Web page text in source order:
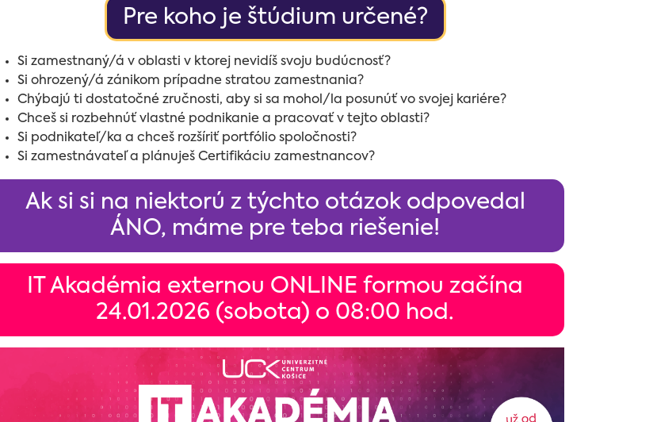
Pre koho je štúdium určené?
Si zamestnaný/á v oblasti v ktorej nevidíš svoju budúcnosť?
Si ohrozený/á zánikom prípadne stratou zamestnania?
Chýbajú ti dostatočné zručnosti, aby si sa mohol/la posunúť vo svojej kariére?
Chceš si rozbehnúť vlastné podnikanie a pracovať v tejto oblasti?
Si podnikateľ/ka a chceš rozšíriť portfólio spoločnosti?
Si zamestnávateľ a plánuješ Certifikáciu zamestnancov?
Ak si si na niektorú z týchto otázok odpovedal
ÁNO, máme pre teba riešenie!
IT Akadémia externou ONLINE formou začína
24.01.2026 (sobota) o 08:00 hod.